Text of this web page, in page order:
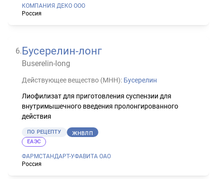
КОМПАНИЯ ДЕКО ООО
Россия
6.Бусерелин-лонг
Buserelin-long
Действующее вещество (МНН): Бусерелин
Лиофилизат для приготовления суспензии для
внутримышечного введения пролонгированного
действия
ПО РЕЦЕПТУ ЖНВЛП
ФАРМСТАНДАРТ-УФАВИТА ОАО
Россия
ЕАЭС